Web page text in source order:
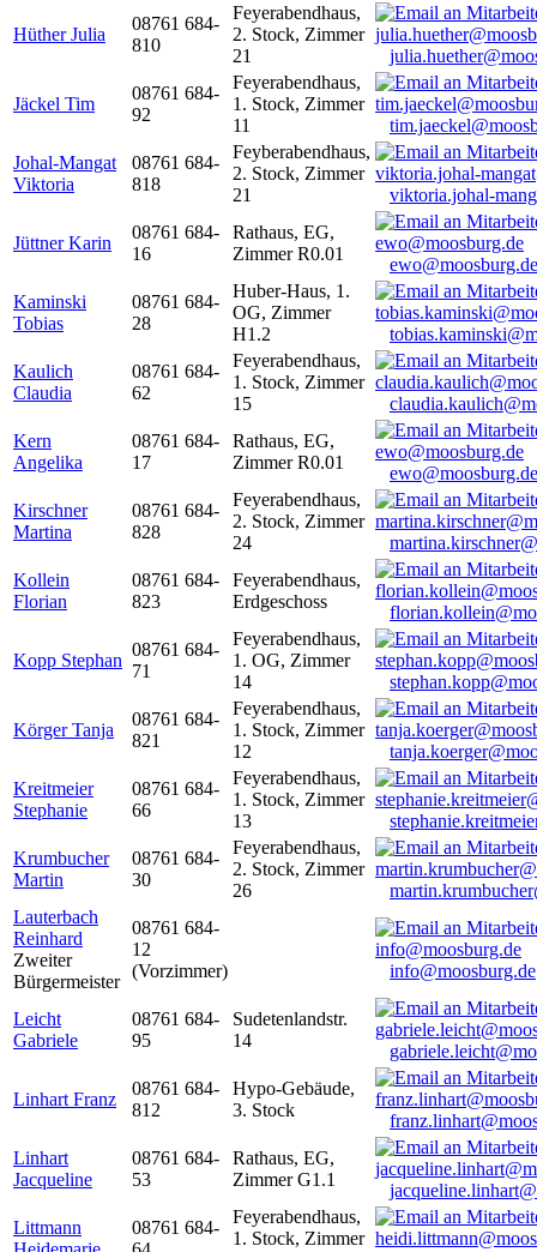
Hüther Julia
08761 684-
810
Feyerabendhaus,
2. Stock, Zimmer
21
Jäckel Tim
08761 684-
92
Feyerabendhaus,
1. Stock, Zimmer
11
Johal-Mangat
Viktoria
08761 684-
818
Feyberabendhaus,
2. Stock, Zimmer
21
viktoria.johal-
Jüttner Karin
08761 684-
16
Rathaus, EG,
Zimmer R0.01
ewo@moosburg.de
Kaminski
Tobias
08761 684-
28
Huber-Haus, 1.
OG, Zimmer
H1.2
Kaulich
Claudia
08761 684-
62
Feyerabendhaus,
1. Stock, Zimmer
15
Kern
Angelika
08761 684-
17
Rathaus, EG,
Zimmer R0.01
ewo@moosburg.de
Kirschner
Martina
08761 684-
828
Feyerabendhaus,
2. Stock, Zimmer
24
Kollein
Florian
08761 684-
823
Feyerabendhaus,
Erdgeschoss
Kopp Stephan
08761 684-
71
Feyerabendhaus,
1. OG, Zimmer
14
Körger Tanja
08761 684-
821
Feyerabendhaus,
1. Stock, Zimmer
12
Kreitmeier
Stephanie
08761 684-
66
Feyerabendhaus,
1. Stock, Zimmer
13
Krumbucher
Martin
08761 684-
30
Feyerabendhaus,
2. Stock, Zimmer
26
Lauterbach
Reinhard
Zweiter
Bürgermeister
08761 684-
12
(Vorzimmer)
info@moosburg.de
Leicht
Gabriele
08761 684-
95
Sudetenlandstr.
14
Linhart Franz
08761 684-
812
Hypo-Gebäude,
3. Stock
Linhart
Jacqueline
08761 684-
53
Rathaus, EG,
Zimmer G1.1
Littmann
08761 684-
Feyerabendhaus,
1. Stock, Zimmer